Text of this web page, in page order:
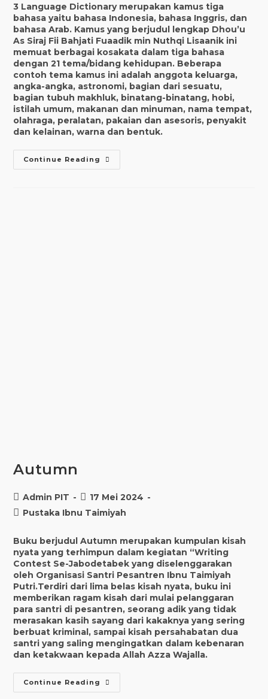
3 Language Dictionary merupakan kamus tiga
bahasa yaitu bahasa Indonesia, bahasa Inggris, dan
bahasa Arab. Kamus yang berjudul lengkap Dhou’u
As Siraj Fii Bahjati Fuaadik min Nuthqi Lisaanik ini
memuat berbagai kosakata dalam tiga bahasa
dengan 21 tema/bidang kehidupan. Beberapa
contoh tema kamus ini adalah anggota keluarga,
angka-angka, astronomi, bagian dari sesuatu,
bagian tubuh makhluk, binatang-binatang, hobi,
istilah umum, makanan dan minuman, nama tempat,
olahraga, peralatan, pakaian dan asesoris, penyakit
dan kelainan, warna dan bentuk.
Continue Reading
Language
Autumn
Post
author:
Admin PIT
Post
published:
17 Mei 2024
PostPustaka Ibnu Taimiyah
Buku berjudul Autumn merupakan kumpulan kisah
nyata yang terhimpun dalam kegiatan “Writing
Contest Se-Jabodetabek yang diselenggarakan
oleh Organisasi Santri Pesantren Ibnu Taimiyah
Putri.Terdiri dari lima belas kisah nyata, buku ini
memberikan ragam kisah dari mulai pelanggaran
para santri di pesantren, seorang adik yang tidak
merasakan kasih sayang dari kakaknya yang sering
berbuat kriminal, sampai kisah persahabatan dua
santri yang saling mengingatkan dalam kebenaran
dan ketakwaan kepada Allah Azza Wajalla.
Continue Reading Autumn